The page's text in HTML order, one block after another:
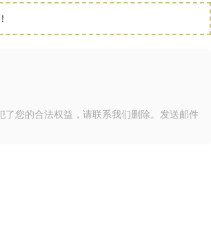
您的合法权益，请联系我们删除。发送邮件